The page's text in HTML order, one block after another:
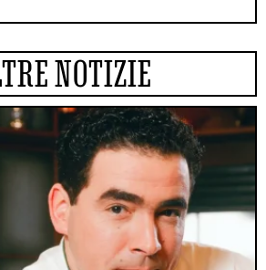
NOTIZIE